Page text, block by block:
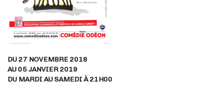
DU 27 NOVEMBRE 2018
AU 05 JANVIER 2019
DU MARDI AU SAMEDI À 21H00